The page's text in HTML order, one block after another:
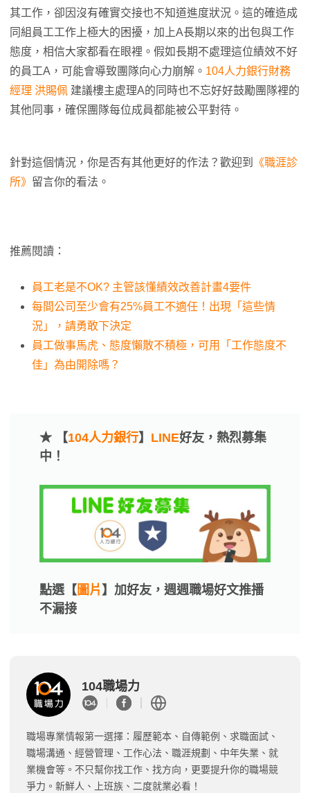
其工作，卻因沒有確實交接也不知道進度狀況。這的確造成
同組員工工作上極大的困擾，加上A長期以來的出包與工作
態度，相信大家都看在眼裡。假如長期不處理這位績效不好
的員工A，可能會導致團隊向心力崩解。 104人力銀行財務
經理 洪賜佩 建議樓主處理A的同時也不忘好好鼓勵團隊裡的
其他同事，確保團隊每位成員都能被公平對待。
針對這個情況，你是否有其他更好的作法？歡迎到
《職涯診
所》 留言你的看法。
推薦閱讀：
員工老是不OK? 主管該懂績效改善計畫4要件
每間公司至少會有25%員工不適任！出現「這些情
況」，請勇敢下決定
員工做事馬虎、態度懶散不積極，可用「工作態度不
佳」為由開除嗎？
★ 【104人力銀行】 LINE好友，熱烈募集
中！
點選【 圖片 】加好友，週週職場好文推播
不漏接
104職場力
職場專業情報第一選擇：履歷範本、自傳範例、求職面試、
職場溝通、經營管理、工作心法、職涯規劃、中年失業、就
業機會等。不只幫你找工作、找方向，更要提升你的職場競
爭力。新鮮人、上班族、二度就業必看！